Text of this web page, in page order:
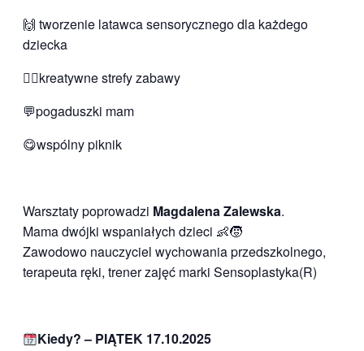
🙌 tworzenie latawca sensorycznego dla każdego
dziecka
🤹‍♀kreatywne strefy zabawy
💬pogaduszki mam
😋wspólny piknik
Warsztaty poprowadzi Magdalena Zalewska.
Mama dwójki wspaniałych dzieci 👶🧒
Zawodowo nauczyciel wychowania przedszkolnego,
terapeuta ręki, trener zajęć marki Sensoplastyka(R)
Kiedy? – PIĄTEK 17.10.2025